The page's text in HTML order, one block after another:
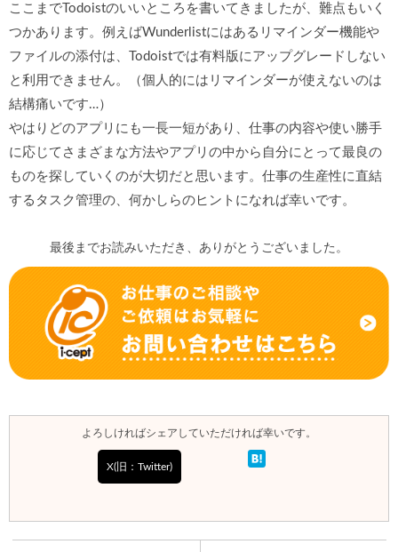
ここまでTodoistのいいところを書いてきましたが、難点もいく
つかあります。例えばWunderlistにはあるリマインダー機能や
ファイルの添付は、Todoistでは有料版にアップグレードしない
と利用できません。（個人的にはリマインダーが使えないのは
結構痛いです…）
やはりどのアプリにも一長一短があり、仕事の内容や使い勝手
に応じてさまざまな方法やアプリの中から自分にとって最良の
ものを探していくのが大切だと思います。仕事の生産性に直結
するタスク管理の、何かしらのヒントになれば幸いです。
最後までお読みいただき、ありがとうございました。
よろしければシェアしていただければ幸いです。
X(旧：Twitter)